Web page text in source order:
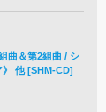
曲＆第2組曲 / シ
他 [SHM-CD]